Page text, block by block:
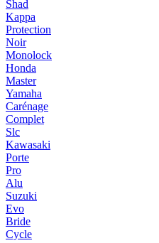
Shad
Kappa
Protection
Noir
Monolock
Honda
Master
Yamaha
Carénage
Complet
Slc
Kawasaki
Porte
Pro
Alu
Suzuki
Evo
Bride
Cycle